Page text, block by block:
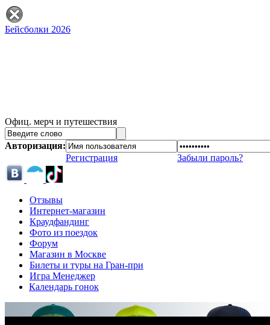
Бейсболки 2026
Офиц. мерч и путешествия
Авторизация:
Регистрация
Забыли пароль?
Отзывы
Интернет-магазин
Краудфандинг
Фото из поездок
Форум
Магазин в Москве
Билеты и туры на Гран-при
Игра Менеджер
Календарь гонок